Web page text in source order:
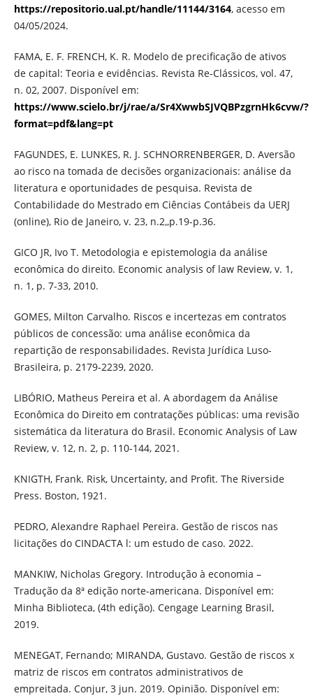
https://repositorio.ual.pt/handle/11144/3164, acesso em
04/05/2024.
FAMA, E. F. FRENCH, K. R. Modelo de precificação de ativos
de capital: Teoria e evidências. Revista Re-Clássicos, vol. 47,
n. 02, 2007. Disponível em:
https://www.scielo.br/j/rae/a/Sr4XwwbSJVQBPzgrnHk6cvw/?
format=pdf&lang=pt
FAGUNDES, E. LUNKES, R. J. SCHNORRENBERGER, D. Aversão
ao risco na tomada de decisões organizacionais: análise da
literatura e oportunidades de pesquisa. Revista de
Contabilidade do Mestrado em Ciências Contábeis da UERJ
(online), Rio de Janeiro, v. 23, n.2,,p.19-p.36.
GICO JR, Ivo T. Metodologia e epistemologia da análise
econômica do direito. Economic analysis of law Review, v. 1,
n. 1, p. 7-33, 2010.
GOMES, Milton Carvalho. Riscos e incertezas em contratos
públicos de concessão: uma análise econômica da
repartição de responsabilidades. Revista Jurídica Luso-
Brasileira, p. 2179-2239, 2020.
LIBÓRIO, Matheus Pereira et al. A abordagem da Análise
Econômica do Direito em contratações públicas: uma revisão
sistemática da literatura do Brasil. Economic Analysis of Law
Review, v. 12, n. 2, p. 110-144, 2021.
KNIGTH, Frank. Risk, Uncertainty, and Profit. The Riverside
Press. Boston, 1921.
PEDRO, Alexandre Raphael Pereira. Gestão de riscos nas
licitações do CINDACTA l: um estudo de caso. 2022.
MANKIW, Nicholas Gregory. Introdução à economia –
Tradução da 8ª edição norte-americana. Disponível em:
Minha Biblioteca, (4th edição). Cengage Learning Brasil,
2019.
MENEGAT, Fernando; MIRANDA, Gustavo. Gestão de riscos x
matriz de riscos em contratos administrativos de
empreitada. Conjur, 3 jun. 2019. Opinião. Disponível em: